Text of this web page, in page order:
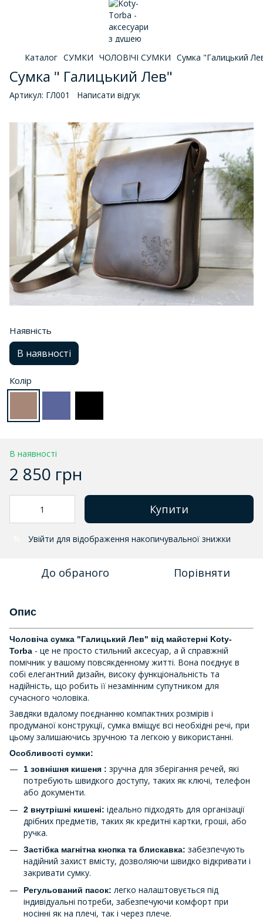
Каталог СУМКИ ЧОЛОВІЧІ СУМКИ Сумка "Галицький
Сумка " Галицький Лев"
Артикул: ГЛ001 Написати відгук
Наявність
В наявності
Колір
В наявності
2 850 грн
Купити
Увійти для відображення накопичувальної знижки
До обраного Порівняти
Опис
Чоловіча сумка "Галицький Лев" від майстерні Koty-
Torba - це не просто стильний аксесуар, а й справжній
помічник у вашому повсякденному житті. Вона поєднує в
собі елегантний дизайн, високу функціональність та
надійність, що робить її незамінним супутником для
сучасного чоловіка.
Завдяки вдалому поєднанню компактних розмірів і
продуманої конструкції, сумка вміщує всі необхідні речі, при
цьому залишаючись зручною та легкою у використанні.
Особливості сумки:
1 зовнішня кишеня : зручна для зберігання речей, які
потребують швидкого доступу, таких як ключі, телефон
або документи.
2 внутрішні кишені: ідеально підходять для організації
дрібних предметів, таких як кредитні картки, гроші, або
ручка.
Застібка магнітна кнопка та блискавка: забезпечують
надійний захист вмісту, дозволяючи швидко відкривати і
закривати сумку.
Регульований пасок: легко налаштовується під
індивідуальні потреби, забезпечуючи комфорт при
носінні як на плечі, так і через плече.